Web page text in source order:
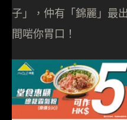
子」，仲有「錦麗」最
間啱你胃口！